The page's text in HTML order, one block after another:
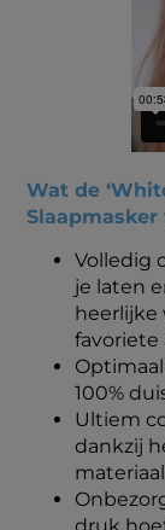
Wat de
Volledig
je laten
heerlijke
favoriete
100%
Ultiem
dankzij